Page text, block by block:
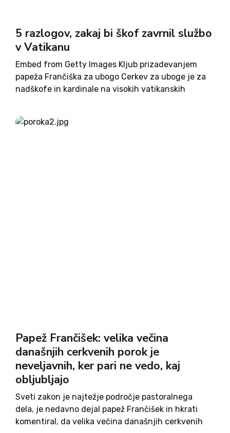
5 razlogov, zakaj bi škof zavrnil službo
v Vatikanu
Embed from Getty Images Kljub prizadevanjem
papeža Frančiška za ubogo Cerkev za uboge je za
nadškofe in kardinale na visokih vatikanskih
mesečno plačilo, običajno jim je na voljo
dobro stanovanje v samem centru Rima, v...
Papež Frančišek: velika večina
današnjih cerkvenih porok je
neveljavnih, ker pari ne vedo, kaj
obljubljajo
Sveti zakon je najtežje področje pastoralnega
dela, je nedavno dejal papež Frančišek in hkrati
komentiral, da velika večina današnjih cerkvenih